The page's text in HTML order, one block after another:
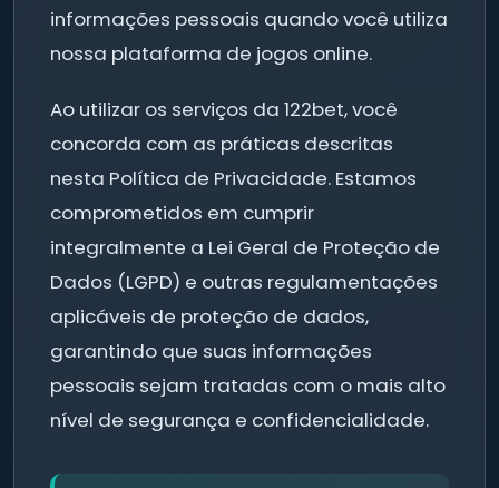
informações pessoais quando você utiliza
nossa plataforma de jogos online.
Ao utilizar os serviços da 122bet, você
concorda com as práticas descritas
nesta Política de Privacidade. Estamos
comprometidos em cumprir
integralmente a Lei Geral de Proteção de
Dados (LGPD) e outras regulamentações
aplicáveis de proteção de dados,
garantindo que suas informações
pessoais sejam tratadas com o mais alto
nível de segurança e confidencialidade.